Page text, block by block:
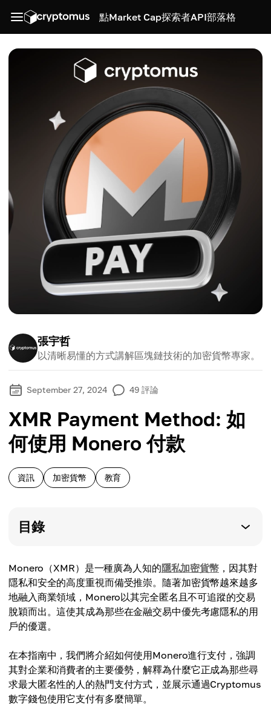
點Market Cap探索者API部落格
張宇哲
以清晰易懂的方式講解區塊鏈技術的加密貨幣專家。
September 27, 2024 49 評論
XMR Payment Method: 如
何使用 Monero 付款
資訊 加密貨幣 教育
目錄
Monero（XMR）是一種廣為人知的隱私加密貨幣 ，因其對
隱私和安全的高度重視而備受推崇。隨著加密貨幣越來越多
地融入商業領域，Monero以其完全匿名且不可追蹤的交易
脫穎而出。這使其成為那些在金融交易中優先考慮隱私的用
戶的優選。
在本指南中，我們將介紹如何使用Monero進行支付，強調
其對企業和消費者的主要優勢，解釋為什麼它正成為那些尋
求最大匿名性的人的熱門支付方式，並展示通過Cryptomus
數字錢包使用它支付有多麼簡單。